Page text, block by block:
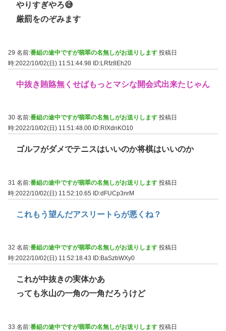
やりすぎやろ😅
厳罰をのぞみます
29 名前:番組の途中ですが翡翠の名無しがお送りします 投稿日
時:2022/10/02(日) 11:51:44.98 ID:LRfz8Eh20
中抜き賄賂無くせばもっとマシな開会式出来たじゃん
30 名前:番組の途中ですが翡翠の名無しがお送りします 投稿日
時:2022/10/02(日) 11:51:48.00 ID:RIXdnKO10
ゴルフがダメでテニスはいいのか将棋はいいのか
31 名前:番組の途中ですが翡翠の名無しがお送りします 投稿日
時:2022/10/02(日) 11:52:10.65 ID:dFUCp3nrM
これもう望んだアスリートらが悪くね？
32 名前:番組の途中ですが翡翠の名無しがお送りします 投稿日
時:2022/10/02(日) 11:52:18.43
ID:BaSzbWXy0
これが中抜きの実体かあ
っても氷山の一角の一角だろうけど
33 名前:番組の途中ですが翡翠の名無しがお送りします 投稿日